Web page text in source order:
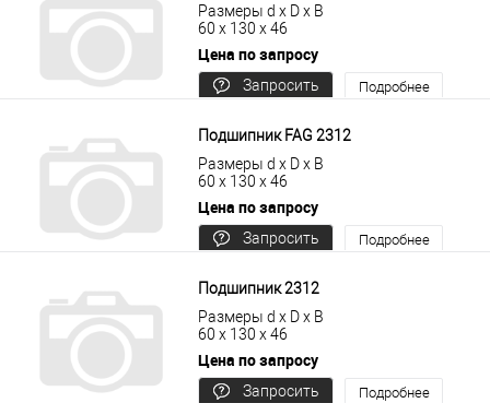
Размеры d x D x B
60 x 130 x 46
Цена по запросу
Запросить
Подробнее
Подшипник FAG 2312
Размеры d x D x B
60 x 130 x 46
Цена по запросу
Запросить
Подробнее
Подшипник 2312
Размеры d x D x B
60 x 130 x 46
Цена по запросу
Запросить
Подробнее